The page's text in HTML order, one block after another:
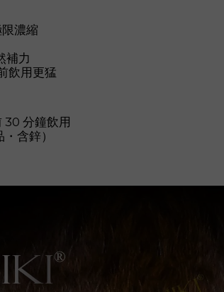
濃縮
補力
飲用更猛
30 分鐘飲用
含鋅）